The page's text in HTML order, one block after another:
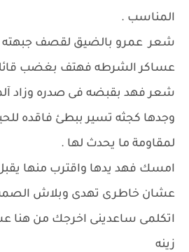
المناسب .
شعر عمرو بالضيق لقصف جبهته
عساكر الشرطه فهتف بغضب
شعر فهد بقبضه فى صدره وزاد
وجدها كجثه تسير ببطئ فاقده
لمقاومة ما يحدث لها .
امسك فهد يدها واقترب منها يقبل
عشان خاطرى تهدى وبلاش الصمت
اتكلمى ساعدينى اخرجك من هنا
زينه